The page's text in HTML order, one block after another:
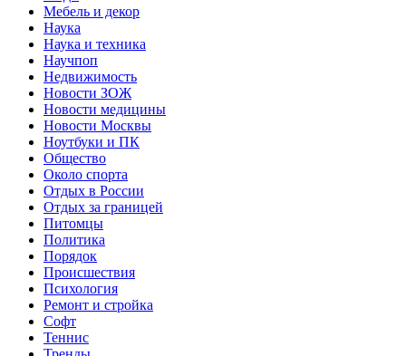
Мебель и декор
Наука
Наука и техника
Научпоп
Недвижимость
Новости ЗОЖ
Новости медицины
Новости Москвы
Ноутбуки и ПК
Общество
Около спорта
Отдых в России
Отдых за границей
Питомцы
Политика
Порядок
Происшествия
Психология
Ремонт и стройка
Софт
Теннис